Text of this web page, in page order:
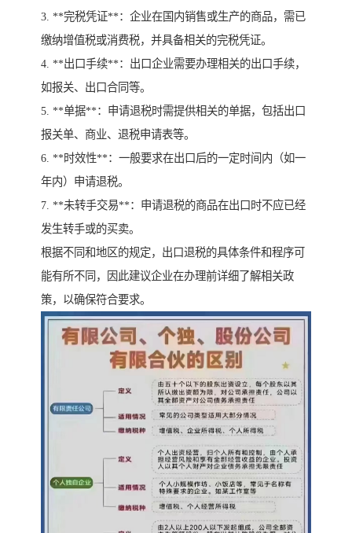
3. **完税凭证**：企业在国内销售或生产的商品，需已
缴纳增值税或消费税，并具备相关的完税凭证。
4. **出口手续**：出口企业需要办理相关的出口手续，
如报关、出口合同等。
5. **单据**：申请退税时需提供相关的单据，包括出口
报关单、商业、退税申请表等。
6. **时效性**：一般要求在出口后的一定时间内（如一
年内）申请退税。
7. **未转手交易**：申请退税的商品在出口时不应已经
发生转手或的买卖。
根据不同和地区的规定，出口退税的具体条件和程序可
能有所不同，因此建议企业在办理前详细了解相关政
策，以确保符合要求。